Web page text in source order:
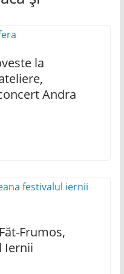
la
Andra
Frumos,
Iernii